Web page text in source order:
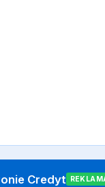
Credyt